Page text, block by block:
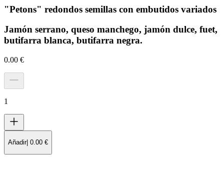
"Petons" redondos semillas con embutidos variados
Jamón serrano, queso manchego, jamón dulce, fuet,
butifarra blanca, butifarra negra.
0.00 €
1
Añadir| 0.00 €